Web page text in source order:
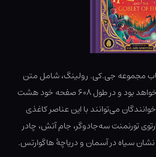
مجموعه جی.کی. رولینگ، شامل متن
کامل کتاب و بیش از ۱۵۰ تصویر خواهد بود و در طول ۶۰۸ صفحه خود هشت
می‌توانند با این عناصر کاغذی
تورنمنت سه‌جادوگر، جام آتش، چادر
نشان سیاه در آسمان و دریاچهٔ هاگوارتس.